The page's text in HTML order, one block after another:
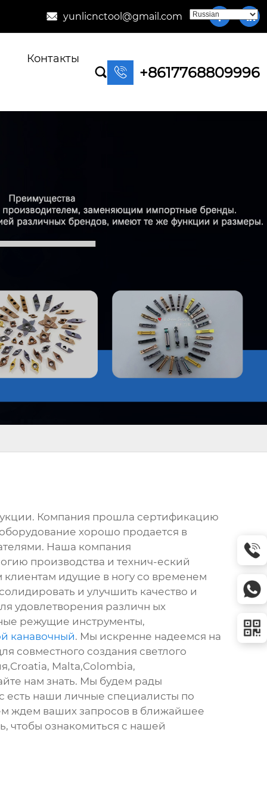
 yunlicnctool@gmail.com  
Контакты
  +8617768809996
Компания прошла сертификацию
хорошо продается в
Наша компания
производства и технич-еский
клиентам идущие в ногу со временем
и улучшить качество и
удовлетворения различн ых
режущие инструменты,
канавочный. Мы искренне надеемся на
совместного создания светлого
Malta,Colombia,
нам знать. Мы будем рады
есть наши личные специалисты по
ждем ваших запросов в ближайшее
чтобы ознакомиться с нашей